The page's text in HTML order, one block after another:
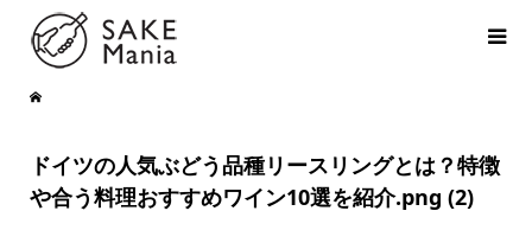
ドイツの人気ぶどう品種リースリングとは？特徴
や合う料理おすすめワイン10選を紹介.png (2)